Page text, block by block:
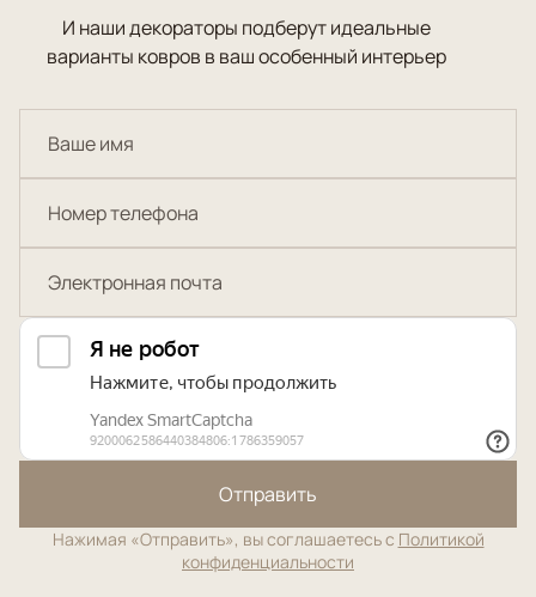
И наши декораторы подберут идеальные
варианты ковров в ваш особенный интерьер
Отправить
Нажимая «Отправить», вы соглашаетесь с Политикой
конфиденциальности